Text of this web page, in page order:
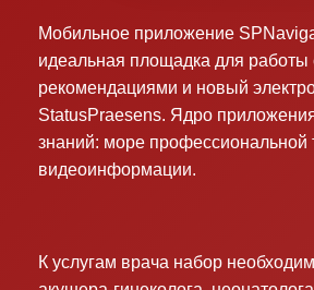
Мобильное приложение
идеальная площадка для работы
рекомендациями и новый
StatusPraesens. Ядро
знаний: море профессиональной
видеоинформации.
К услугам врача набор